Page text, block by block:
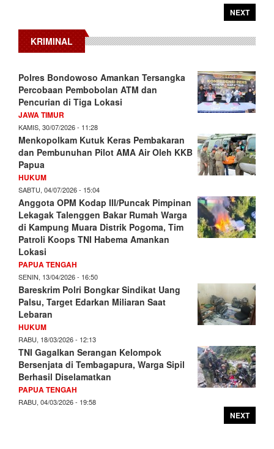
NEXT
KRIMINAL
Polres Bondowoso Amankan Tersangka
Percobaan Pembobolan ATM dan
Pencurian di Tiga Lokasi
JAWA TIMUR
KAMIS, 30/07/2026 - 11:28
Menkopolkam Kutuk Keras Pembakaran
dan Pembunuhan Pilot AMA Air Oleh KKB
Papua
HUKUM
SABTU, 04/07/2026 - 15:04
Anggota OPM Kodap III/Puncak Pimpinan
Lekagak Talenggen Bakar Rumah Warga
di Kampung Muara Distrik Pogoma, Tim
Patroli Koops TNI Habema Amankan
Lokasi
PAPUA TENGAH
SENIN, 13/04/2026 - 16:50
Bareskrim Polri Bongkar Sindikat Uang
Palsu, Target Edarkan Miliaran Saat
Lebaran
HUKUM
RABU, 18/03/2026 - 12:13
TNI Gagalkan Serangan Kelompok
Bersenjata di Tembagapura, Warga Sipil
Berhasil Diselamatkan
PAPUA TENGAH
RABU, 04/03/2026 - 19:58
NEXT